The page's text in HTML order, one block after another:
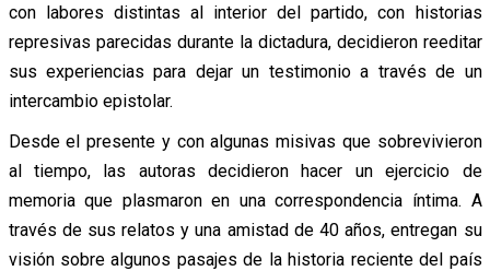
con labores distintas al interior del partido, con historias
represivas parecidas durante la dictadura, decidieron reeditar
sus experiencias para dejar un testimonio a través de un
intercambio epistolar.
Desde el presente y con algunas misivas que sobrevivieron
al tiempo, las autoras decidieron hacer un ejercicio de
memoria que plasmaron en una correspondencia íntima. A
través de sus relatos y una amistad de 40 años, entregan su
visión sobre algunos pasajes de la historia reciente del país